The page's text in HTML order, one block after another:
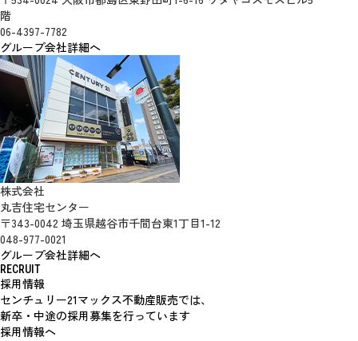
階
06-4397-7782
グループ会社詳細へ
株式会社
丸吉住宅センター
〒343-0042 埼玉県越谷市千間台東1丁目1-12
048-977-0021
グループ会社詳細へ
RECRUIT
採用情報
センチュリー21マックス不動産販売では、
新卒・中途の採用募集を行っています
採用情報へ